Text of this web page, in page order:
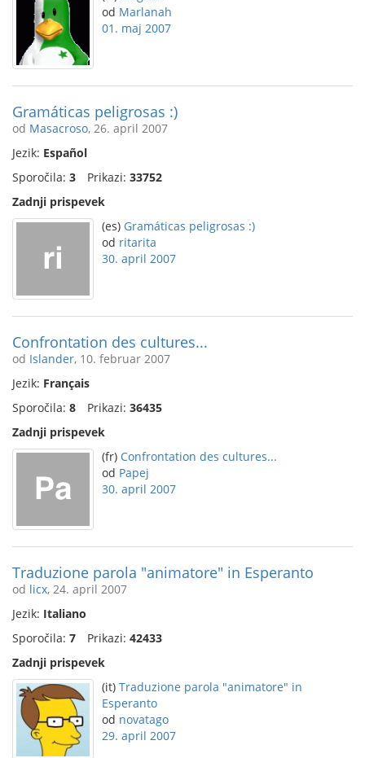
od Marlanah
01. maj 2007
Gramáticas peligrosas :)
od Masacroso, 26. april 2007
Jezik: Español
Sporočila: 3 Prikazi: 33752
Zadnji prispevek
(es) Gramáticas peligrosas :)
od ritarita
30. april 2007
Confrontation des cultures...
od Islander, 10. februar 2007
Jezik: Français
Sporočila: 8 Prikazi: 36435
Zadnji prispevek
(fr) Confrontation des cultures...
od Papej
30. april 2007
Traduzione parola "animatore" in Esperanto
od licx, 24. april 2007
Jezik: Italiano
Sporočila: 7 Prikazi: 42433
Zadnji prispevek
(it) Traduzione parola "animatore" in
Esperanto
od novatago
29. april 2007